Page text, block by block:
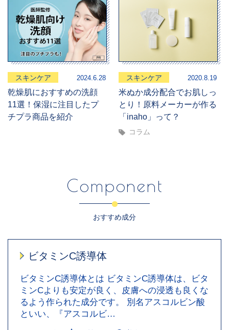
スキンケア 2024.6.28
乾燥肌におすすめの洗顔
11選！保湿に注目したプ
チプラ商品を紹介
スキンケア 2020.8.19
米ぬか成分配合でお肌しっ
とり！原料メーカーが作る
「inaho」って？
コラム
Component
おすすめ成分
ビタミンC誘導体
ビタミンC誘導体とは ビタミンC誘導体は、ビタ
ミンCよりも安定が良く、皮膚への浸透も良くな
るよう作られた成分です。 別名アスコルビン酸
といい、『アスコルビ…